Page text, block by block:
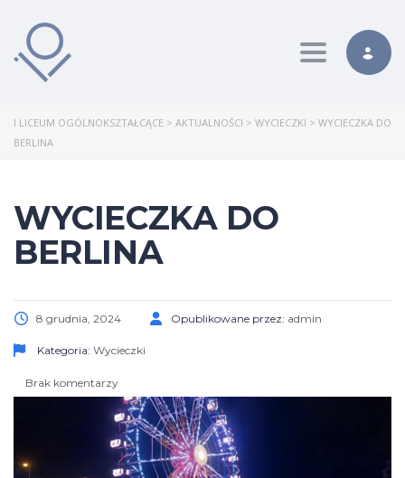
Toggle
I LICEUM OGÓLNOKSZTAŁCĄCE > AKTUALNOŚCI > WYCIECZKI > WYCIECZKA DO
BERLINA
WYCIECZKA DO
BERLINA
8 grudnia, 2024 Opublikowane przez: admin
Kategoria: Wycieczki
Brak komentarzy